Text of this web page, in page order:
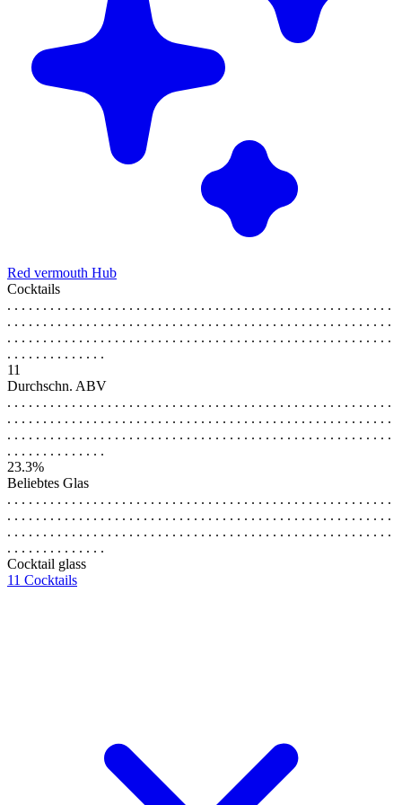
Red vermouth Hub
Cocktails
. . . . . . . . . . . . . . . . . . . . . . . . . . . . . . . . . . . . . . . . . . . . . . . . . . . . . .
. . . . . . . . . . . . . . . . . . . . . . . . . . . . . . . . . . . . . . . . . . . . . . . . . . . . . .
. . . . . . . . . . . . . . . . . . . . . . . . . . . . . . . . . . . . . . . . . . . . . . . . . . . . . .
. . . . . . . . . . . . . .
11
Durchschn. ABV
. . . . . . . . . . . . . . . . . . . . . . . . . . . . . . . . . . . . . . . . . . . . . . . . . . . . . .
. . . . . . . . . . . . . . . . . . . . . . . . . . . . . . . . . . . . . . . . . . . . . . . . . . . . . .
. . . . . . . . . . . . . . . . . . . . . . . . . . . . . . . . . . . . . . . . . . . . . . . . . . . . . .
. . . . . . . . . . . . . .
23.3%
Beliebtes Glas
. . . . . . . . . . . . . . . . . . . . . . . . . . . . . . . . . . . . . . . . . . . . . . . . . . . . . .
. . . . . . . . . . . . . . . . . . . . . . . . . . . . . . . . . . . . . . . . . . . . . . . . . . . . . .
. . . . . . . . . . . . . . . . . . . . . . . . . . . . . . . . . . . . . . . . . . . . . . . . . . . . . .
. . . . . . . . . . . . . .
Cocktail glass
11 Cocktails